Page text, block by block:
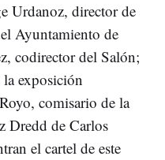
Urdanoz, director de
Ayuntamiento de
codirector del Salón;
exposición
comisario de la
Dredd de Carlos
el cartel de este